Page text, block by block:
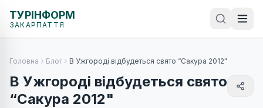
ТУРІНФОРМ
ЗАКАРПАТТЯ
Головна Блог В Ужгороді відбудеться свято “Сакура 2012"
В Ужгороді відбудеться свято
“Сакура 2012"